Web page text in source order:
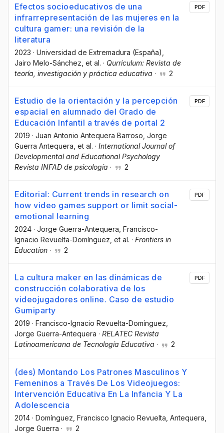
Efectos socioeducativos de una
infrarrepresentación de las mujeres en la
cultura gamer: una revisión de la
literatura
2023 · Universidad de Extremadura (España)
Jairo Melo-Sánchez , et al. · Qurriculum: Revista de
teoría, investigación y práctica educativa · 2
PDF
Estudio de la orientación y la percepción
espacial en alumnado del Grado de
Educación Infantil a través de portal 2
2019 · Juan Antonio Antequera Barroso , Jorge
Guerra Antequera , et al. · International Journal of
Developmental and Educational Psychology
Revista INFAD de psicología · 2
PDF
Editorial: Current trends in research on
how video games support or limit social-
emotional learning
2024 · Jorge Guerra-Antequera , Francisco-
Ignacio Revuelta-Domínguez , et al. · Frontiers in
Education · 2
PDF
La cultura maker en las dinámicas de
construcción colaborativa de los
videojugadores online. Caso de estudio
Gumiparty
2019 · Francisco-Ignacio Revuelta-Domínguez,
Jorge Guerra-Antequera · RELATEC Revista
Latinoamericana de Tecnología Educativa · 2
PDF
(des) Montando Los Patrones Masculinos Y
Femeninos a Través De Los Videojuegos:
Intervención Educativa En La Infancia Y La
Adolescencia
2014 · Domínguez, Francisco Ignacio Revuelta , Antequera,
Jorge Guerra · 2